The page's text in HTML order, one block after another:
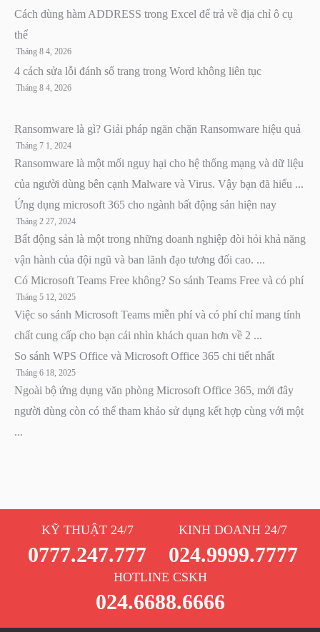
Cách dùng hàm ADDRESS trong Excel để trả về địa chỉ ô cụ
thể
Tháng 8 4, 2026
4 cách sửa lỗi đánh số trang trong Word không liên tục
Tháng 8 4, 2026
Ransomware là gì? Giải pháp ngăn chặn Ransomware hiệu quả
Tháng 7 1, 2024
Ransomware là một mối nguy hại cho hệ thống mạng và dữ liệu
của người dùng bên cạnh Malware và Virus. Vậy bạn đã hiểu ...
Ứng dụng microsoft 365 cho ngành bất động sản hiện nay
Tháng 2 27, 2024
Bất động sản là một trong những doanh nghiệp đòi hỏi khả năng
vận hành của đội ngũ và ban lãnh đạo tương đối cao. ...
Có Microsoft Teams Free không? So sánh Teams Free và có phí
Tháng 5 12, 2025
Việc so sánh Microsoft Teams miễn phí và có phí chỉ mang tính
chất cung cấp cho bạn cái nhìn khách quan hơn về 2 ...
So sánh WPS Office và Microsoft Office 365 chi tiết nhất
Tháng 6 18, 2025
Ngoài bộ ứng dụng văn phòng Microsoft Office 365, mới đây
người dùng còn có thể tham khảo sử dụng kết hợp cùng với một
...
KỸ THUẬT 24/7
0777.247.777
KINH DOANH 24/7
024.9999.7777
HOTLINE CSKH
024.6688.6666